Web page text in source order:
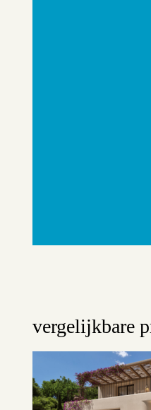
vergelijkbare